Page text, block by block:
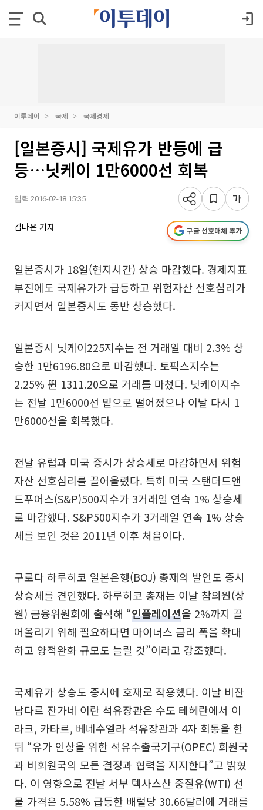
이투데이 국제 국제경제
[일본증시] 국제유가 반등에 급
등…닛케이 1만6000선 회복
입력 2016-02-18 15:35
김나은 기자 구글 선호매체 추가
일본증시가 18일(현지시간) 상승 마감했다. 경제지표
부진에도 국제유가가 급등하고 위험자산 선호심리가
커지면서 일본증시도 동반 상승했다.
일본증시 닛케이225지수는 전 거래일 대비 2.3% 상
승한 1만6196.80으로 마감했다. 토픽스지수는
2.25% 뛴 1311.20으로 거래를 마쳤다. 닛케이지수
는 전날 1만6000선 밑으로 떨어졌으나 이날 다시 1
만6000선을 회복했다.
전날 유럽과 미국 증시가 상승세로 마감하면서 위험
자산 선호심리를 끌어올렸다. 특히 미국 스탠더드앤
드푸어스(S&P)500지수가 3거래일 연속 1% 상승세
로 마감했다. S&P500지수가 3거래일 연속 1% 상승
세를 보인 것은 2011년 이후 처음이다.
구로다 하루히코 일본은행(BOJ) 총재의 발언도 증시
상승세를 견인했다. 하루히코 총재는 이날 참의원(상
원) 금융위원회에 출석해 “인플레이션을 2%까지 끌
어올리기 위해 필요하다면 마이너스 금리 폭을 확대
하고 양적완화 규모도 늘릴 것”이라고 강조했다.
국제유가 상승도 증시에 호재로 작용했다. 이날 비잔
남다르 잔가네 이란 석유장관은 수도 테헤란에서 이
라크, 카타르, 베네수엘라 석유장관과 4자 회동을 한
뒤 “유가 인상을 위한 석유수출국기구(OPEC) 회원국
과 비회원국의 모든 결정과 협력을 지지한다”고 밝혔
다. 이 영향으로 전날 서부 텍사스산 중질유(WTI) 선
물 가격은 5.58% 급등한 배럴당 30.66달러에 거래를